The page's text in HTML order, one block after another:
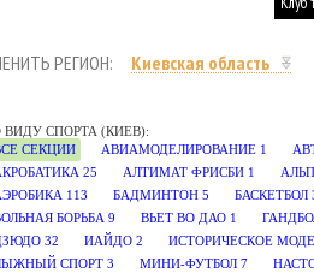
РЕГИОН: Киевская область
ВИДУ СПОРТА (КИЕВ):
СЕКЦИИ
АВИАМОДЕЛИРОВАНИЕ 1
25 АЛТИМАТ ФРИСБИ 1
113 БАДМИНТОН 5 БАСКЕТБОЛ
БОРЬБА 9 ВЬЕТ ВО ДАО 1
32 ИАЙДО 2 ИСТОРИЧЕСКОЕ
СПОРТ 3 МИНИ-ФУТБОЛ 7